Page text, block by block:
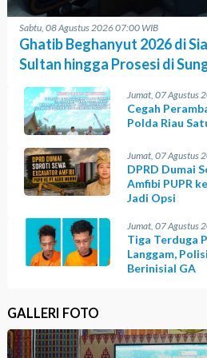
Sabtu, 08 Agustus 2026 07:00 WIB
Ghatib Beghanyut 2026 di
Sultan hingga Prosesi di
Jumat, 07 Agustus
Cegah
Polda Riau
Jumat, 07 Agustus
DPRD Dumai
Amfibi PUPR
Jadi Opsi
Jumat, 07 Agustus
Tiga Terduga
Langgam,
Berinisial GA
GALLERI FOTO